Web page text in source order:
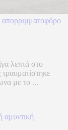
λεπτά στο
με το ...
αμυντική